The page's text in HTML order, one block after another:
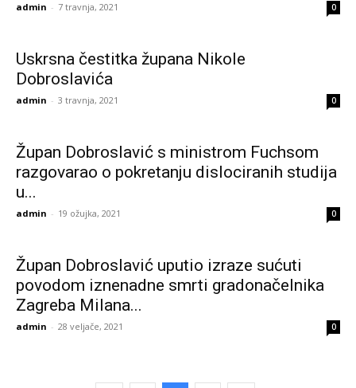
admin - 7 travnja, 2021 0
Uskrsna čestitka župana Nikole
Dobroslavića
admin - 3 travnja, 2021 0
Župan Dobroslavić s ministrom Fuchsom
razgovarao o pokretanju dislociranih studija
u...
admin - 19 ožujka, 2021 0
Župan Dobroslavić uputio izraze sućuti
povodom iznenadne smrti gradonačelnika
Zagreba Milana...
admin - 28 veljače, 2021 0